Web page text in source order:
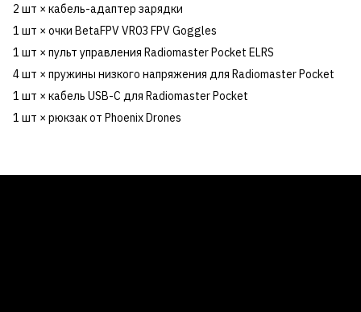
2 шт × кабель-адаптер зарядки
1 шт × очки BetaFPV VR03 FPV Goggles
1 шт × пульт управления Radiomaster Pocket ELRS
4 шт × пружины низкого напряжения для Radiomaster Pocket
1 шт × кабель USB-C для Radiomaster Pocket
1 шт × рюкзак от Phoenix Drones